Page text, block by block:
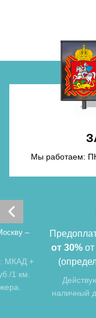
Хочу такую
Мы работаем:
–
МКАД +
1 км.
от 30%
наличный